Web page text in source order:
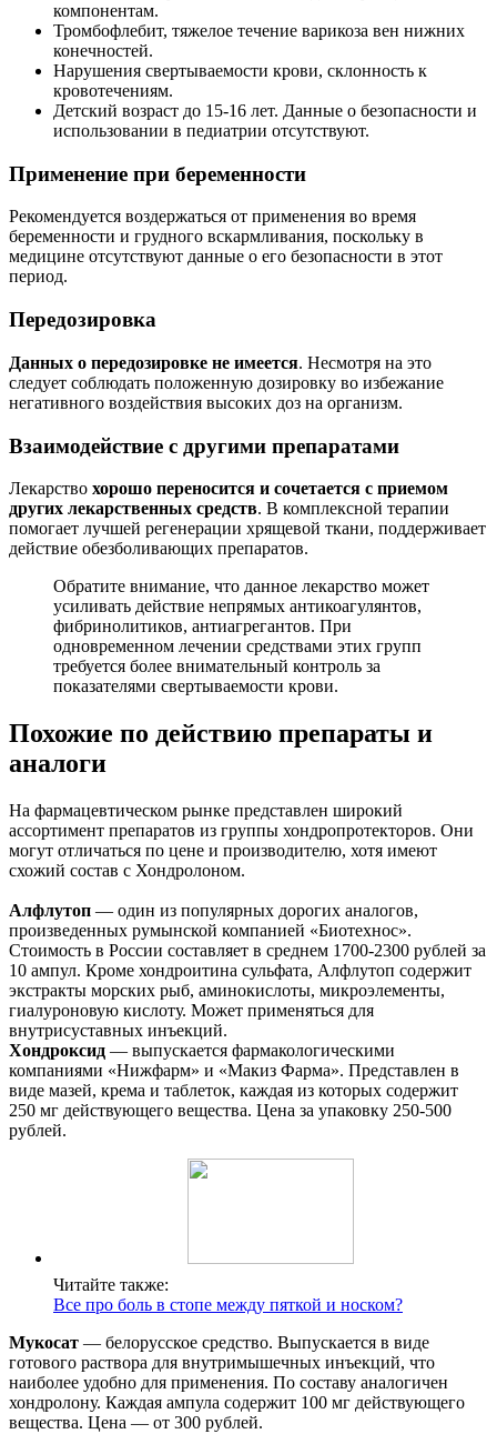
компонентам.
Тромбофлебит, тяжелое течение варикоза вен нижних
конечностей.
Нарушения свертываемости крови, склонность к
кровотечениям.
Детский возраст до 15-16 лет. Данные о безопасности и
использовании в педиатрии отсутствуют.
Применение при беременности
Рекомендуется воздержаться от применения во время
беременности и грудного вскармливания, поскольку в
медицине отсутствуют данные о его безопасности в этот
период.
Передозировка
Данных о передозировке не имеется. Несмотря на это
следует соблюдать положенную дозировку во избежание
негативного воздействия высоких доз на организм.
Взаимодействие с другими препаратами
Лекарство хорошо переносится и сочетается с приемом
других лекарственных средств. В комплексной терапии
помогает лучшей регенерации хрящевой ткани, поддерживает
действие обезболивающих препаратов.
Обратите внимание, что данное лекарство может
усиливать действие непрямых антикоагулянтов,
фибринолитиков, антиагрегантов. При
одновременном лечении средствами этих групп
требуется более внимательный контроль за
показателями свертываемости крови.
Похожие по действию препараты и
аналоги
На фармацевтическом рынке представлен широкий
ассортимент препаратов из группы хондропротекторов. Они
могут отличаться по цене и производителю, хотя имеют
схожий состав с Хондролоном.
Алфлутоп — один из популярных дорогих аналогов,
произведенных румынской компанией «Биотехнос».
Стоимость в России составляет в среднем 1700-2300 рублей за
10 ампул. Кроме хондроитина сульфата, Алфлутоп содержит
экстракты морских рыб, аминокислоты, микроэлементы,
гиалуроновую кислоту. Может применяться для
внутрисуставных инъекций.
Хондроксид — выпускается фармакологическими
компаниями «Нижфарм» и «Макиз Фарма». Представлен в
виде мазей, крема и таблеток, каждая из которых содержит
250 мг действующего вещества. Цена за упаковку 250-500
рублей.
Читайте также:
Все про боль в стопе между пяткой и носком?
Мукосат — белорусское средство. Выпускается в виде
готового раствора для внутримышечных инъекций, что
наиболее удобно для применения. По составу аналогичен
хондролону. Каждая ампула содержит 100 мг действующего
вещества. Цена — от 300 рублей.